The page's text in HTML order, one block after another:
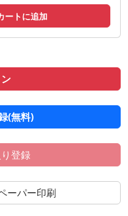
ートに追加
(無料)
登録
ーパー印刷